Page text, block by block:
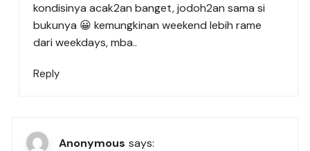
kondisinya acak2an banget, jodoh2an sama si
bukunya 😀 kemungkinan weekend lebih rame
dari weekdays, mba..
Reply
Anonymous says: